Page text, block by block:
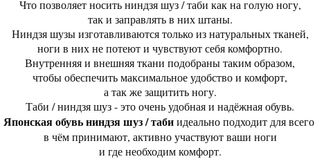
Что позволяет носить ниндзя шуз / таби как на голую ногу,
так и заправлять в них штаны.
Ниндзя шузы изготавливаются только из натуральных тканей,
ноги в них не потеют и чувствуют себя комфортно.
Внутренняя и внешняя ткани подобраны таким образом,
чтобы обеспечить максимальное удобство и комфорт,
а так же защитить ногу.
Таби / ниндзя шуз - это очень удобная и надёжная обувь.
Японская обувь ниндзя шуз / табиидеально подходит для
в чём принимают, активно участвуют ваши ноги
и где необходим комфорт.